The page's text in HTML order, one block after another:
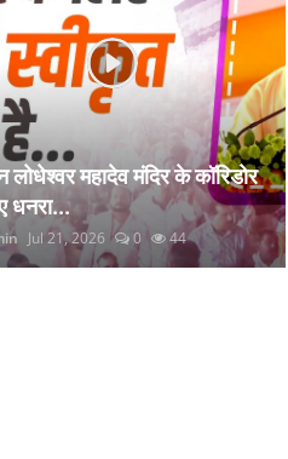
लोधेश्वर महादेव मंदिर के कॉरिडोर
धनरा...
Jul 21, 2026 0 44